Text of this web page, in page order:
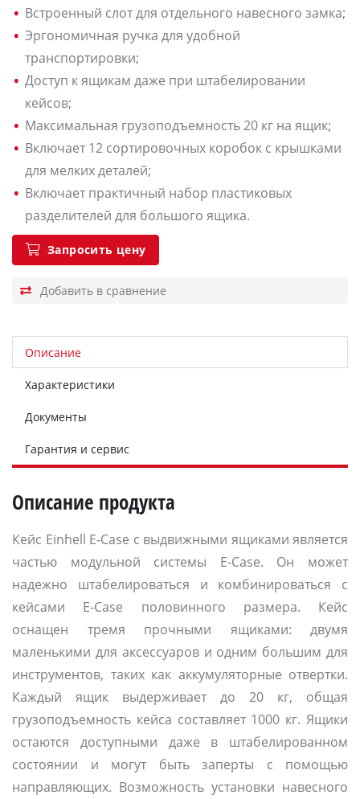
Встроенный слот для отдельного навесного замка;
Эргономичная ручка для удобной
транспортировки;
Доступ к ящикам даже при штабелировании
кейсов;
Максимальная грузоподъемность 20 кг на ящик;
Включает 12 сортировочных коробок с крышками
для мелких деталей;
Включает практичный набор пластиковых
разделителей для большого ящика.
Запросить цену
Описание
Характеристики
Документы
Гарантия и сервис
Описание продукта
Кейс Einhell E-Case с выдвижными ящиками является
частью модульной системы E-Case. Он может
надежно штабелироваться и комбинироваться с
кейсами E-Case половинного размера. Кейс
оснащен тремя прочными ящиками: двумя
маленькими для аксессуаров и одним большим для
инструментов, таких как аккумуляторные отвертки.
Каждый ящик выдерживает до 20 кг, общая
грузоподъемность кейса составляет 1000 кг. Ящики
остаются доступными даже в штабелированном
состоянии и могут быть заперты с помощью
направляющих. Возможность установки навесного